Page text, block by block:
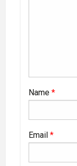
Name *
Email *